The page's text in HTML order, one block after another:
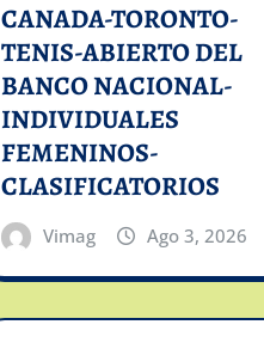
CANADA-TORONTO-
TENIS-ABIERTO DEL
BANCO NACIONAL-
INDIVIDUALES
FEMENINOS-
CLASIFICATORIOS
Vimag Ago 3, 2026